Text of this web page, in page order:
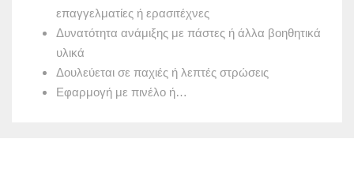
επαγγελματίες ή ερασιτέχνες
Δυνατότητα ανάμιξης με πάστες ή άλλα βοηθητικά
υλικά
Δουλεύεται σε παχιές ή λεπτές στρώσεις
Εφαρμογή με πινέλο ή…